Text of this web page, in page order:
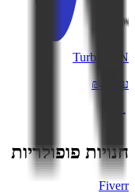
TurboVPN
עד ₪43
חנויות פופולריות
Fiverr